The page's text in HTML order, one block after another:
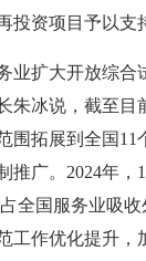
投资项目予以支
业扩大开放综合
朱冰说，截至目
围拓展到全国11
推广。2024年，
全国服务业吸
工作优化提升，